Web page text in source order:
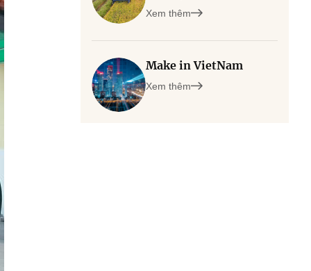
Xem thêm
Make in VietNam
Xem thêm